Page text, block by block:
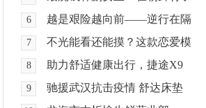
6 越是艰险越向前——逆行在隔
7 不光能看还能摸？这款恋爱模
8 助力舒适健康出行，捷途X9
9 驰援武汉抗击疫情 舒达床垫